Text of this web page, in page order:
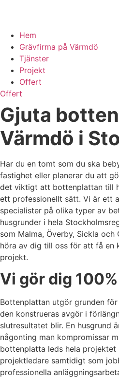
Hem
Grävfirma på Värmdö
Tjänster
Projekt
Offert
Offert
Gjuta
Värmdö i
Har du en tomt som du ska
fastighet eller planerar du att
det viktigt att bottenplattan till
ett professionellt sätt. Vi är ett
specialister på olika typer av
husgrunder i hela
som Malma, Överby, Sickla och
höra av dig till oss för att få
projekt.
Vi gör dig
Bottenplattan utgör grunden
den konstrueras avgör i
slutresultatet blir. En husgrund
någonting man kompromissar
bottenplatta leds hela projektet
projektledare samtidigt som
professionella